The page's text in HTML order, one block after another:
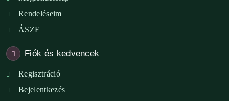
Rendeléseim
ÁSZF
Fiók és kedvencek
Regisztráció
Bejelentkezés